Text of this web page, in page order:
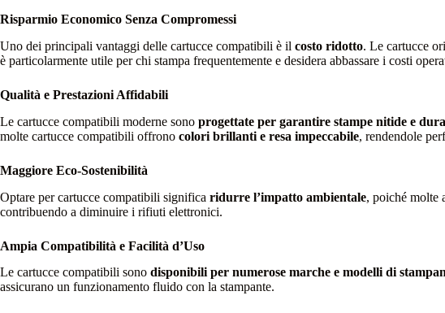
Risparmio Economico Senza Compromessi
Uno dei principali vantaggi delle cartucce compatibili è il costo ridotto. Le cartucce
è particolarmente utile per chi stampa frequentemente e desidera abbassare i costi
Qualità e Prestazioni Affidabili
Le cartucce compatibili moderne sono progettate per garantire stampe nitide e
molte cartucce compatibili offrono colori brillanti e resa impeccabile, rendendole
Maggiore Eco-Sostenibilità
Optare per cartucce compatibili significa ridurre l’impatto ambientale, poiché molte
contribuendo a diminuire i rifiuti elettronici.
Ampia Compatibilità e Facilità d’Uso
Le cartucce compatibili sono disponibili per numerose marche e modelli di
assicurano un funzionamento fluido con la stampante.